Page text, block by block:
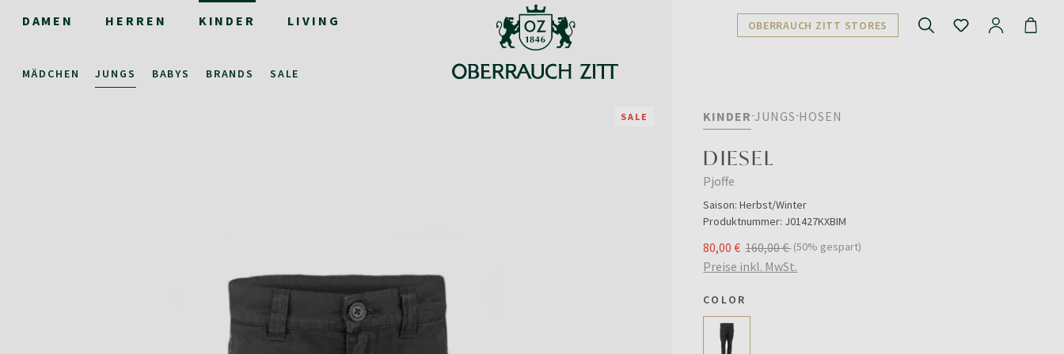
DAMEN HERREN KINDER LIVING
MÄDCHEN JUNGS BABYS BRANDS SALE
OBERRAUCH ZITT STORES
SALE KINDER JUNGS HOSEN
DIESEL
Pjoffe
Saison: Herbst/Winter
Produktnummer: J01427KXBIM
80,00 € 160,00 € (50% gespart)
Preise inkl. MwSt.
COLOR